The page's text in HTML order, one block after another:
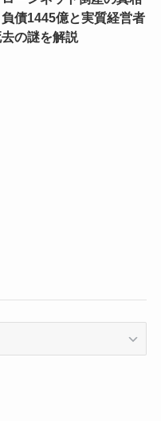
負債1445億と実質経営者
の謎を解説